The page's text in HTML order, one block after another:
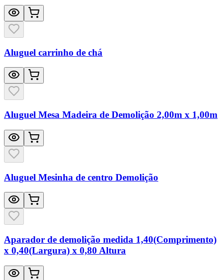
Aluguel carrinho de chá
Aluguel Mesa Madeira de Demolição 2,00m x 1,00m
Aluguel Mesinha de centro Demolição
Aparador de demolição medida 1,40(Comprimento)
x 0,40(Largura) x 0,80 Altura